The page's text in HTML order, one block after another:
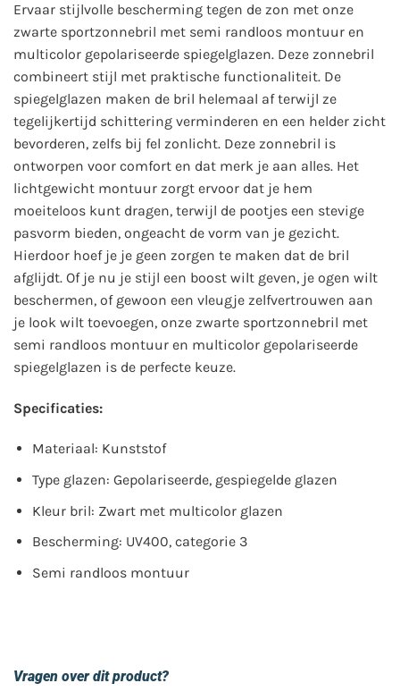
Ervaar stijlvolle bescherming tegen de zon met onze
zwarte sportzonnebril met semi randloos montuur en
multicolor gepolariseerde spiegelglazen. Deze zonnebril
combineert stijl met praktische functionaliteit. De
spiegelglazen maken de bril helemaal af terwijl ze
tegelijkertijd schittering verminderen en een helder zicht
bevorderen, zelfs bij fel zonlicht. Deze zonnebril is
ontworpen voor comfort en dat merk je aan alles. Het
lichtgewicht montuur zorgt ervoor dat je hem
moeiteloos kunt dragen, terwijl de pootjes een stevige
pasvorm bieden, ongeacht de vorm van je gezicht.
Hierdoor hoef je je geen zorgen te maken dat de bril
afglijdt. Of je nu je stijl een boost wilt geven, je ogen wilt
beschermen, of gewoon een vleugje zelfvertrouwen aan
je look wilt toevoegen, onze zwarte sportzonnebril met
semi randloos montuur en multicolor gepolariseerde
spiegelglazen is de perfecte keuze.
Specificaties:
Materiaal: Kunststof
Type glazen: Gepolariseerde, gespiegelde glazen
Kleur bril: Zwart met multicolor glazen
Bescherming: UV400, categorie 3
Semi randloos montuur
Vragen over dit product?